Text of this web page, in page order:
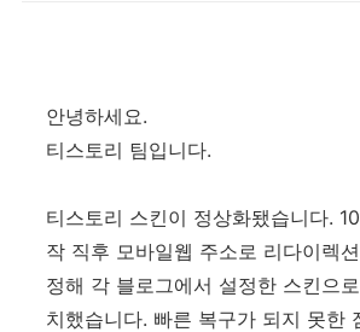
안녕하세요.
티스토리 팀입니다.
티스토리 스킨이 정상화됐습니다.
작 직후 모바일웹 주소로 리다이렉
정해 각 블로그에서 설정한 스킨으
치했습니다. 빠른 복구가 되지 못한